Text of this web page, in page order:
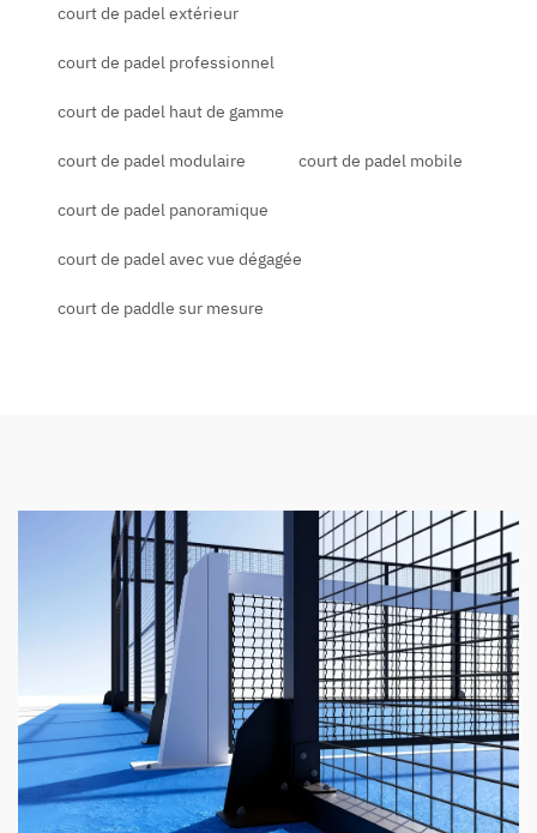
court de padel extérieur
court de padel professionnel
court de padel haut de gamme
court de padel modulaire court de padel mobile
court de padel panoramique
court de padel avec vue dégagée
court de paddle sur mesure